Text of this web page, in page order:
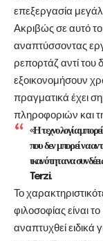
επεξεργασία
Ακριβώς σε αυτό
αναπτύσσοντας
ρεπορτάζ αντί
εξοικονομήσουν
πραγματικά έχει
πληροφοριών και
«Η τεχνολογία
που δεν μπορεί να
ικανότητα να
Terzi.
Το
φιλοσοφίας είναι
αναπτυχθεί ειδικά